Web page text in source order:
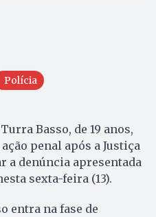
Polícia
Basso, de 19 anos,
penal após a Justiça
a denúncia apresentada
sexta-feira (13).
entra na fase de